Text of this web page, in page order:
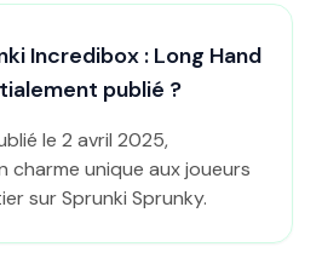
Incredibox : Long Hand
publié ?
le 2 avril 2025,
unique aux joueurs
sur Sprunki Sprunky.